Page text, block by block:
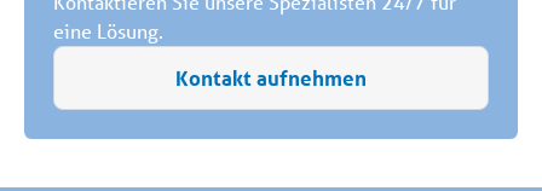
eine Lösung.
Kontakt aufnehmen